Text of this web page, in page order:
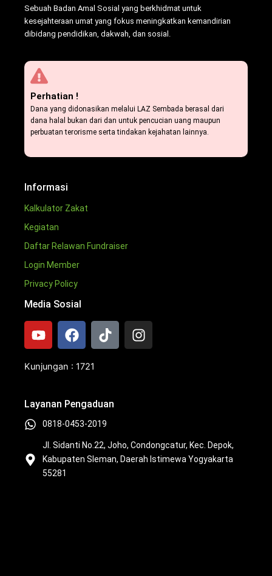
Sebuah Badan Amal Sosial yang berkhidmat untuk
kesejahteraan umat yang fokus meningkatkan kemandirian
dibidang pendidikan, dakwah, dan sosial.
Perhatian !
Dana yang didonasikan melalui LAZ Sembada berasal dari
dana halal bukan dari dan untuk pencucian uang maupun
perbuatan terorisme serta tindakan kejahatan lainnya.
Informasi
Kalkulator Zakat
Kegiatan
Daftar Relawan Fundraiser
Login Member
Privacy Policy
Media Sosial
Y
o
t
e
F
a
e
o
k
T
i
I
n
m
Kunjungan : 1721
Layanan Pengaduan
0818-0453-2019
Jl. Sidanti No.22, Joho, Condongcatur, Kec. Depok,
Kabupaten Sleman, Daerah Istimewa Yogyakarta
55281